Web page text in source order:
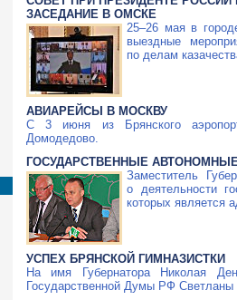
ЗАСЕДАНИЕ В ОМСКЕ
25–26 мая в
выездные
по делам
АВИАРЕЙСЫ В МОСКВУ
С 3 июня из Брянского
Домодедово.
ГОСУДАРСТВЕННЫЕ
Заместитель
о деятельности
которых является
УСПЕХ БРЯНСКОЙ ГИМНАЗИСТКИ
На имя Губернатора Николая
Государственной Думы РФ